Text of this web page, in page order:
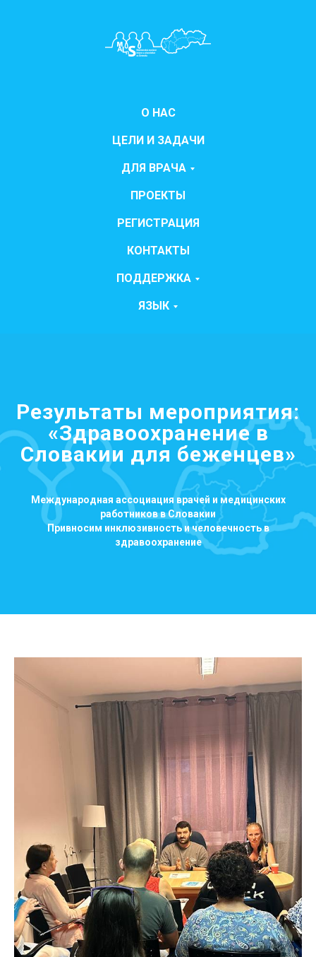
О НАС
ЦЕЛИ И ЗАДАЧИ
ДЛЯ ВРАЧА
ПРОЕКТЫ
РЕГИСТРАЦИЯ
КОНТАКТЫ
ПОДДЕРЖКА
ЯЗЫК
Результаты мероприятия:
«Здравоохранение в
Словакии для беженцев»
Международная ассоциация врачей и медицинских
работников в Словакии
Привносим инклюзивность и человечность в
здравоохранение